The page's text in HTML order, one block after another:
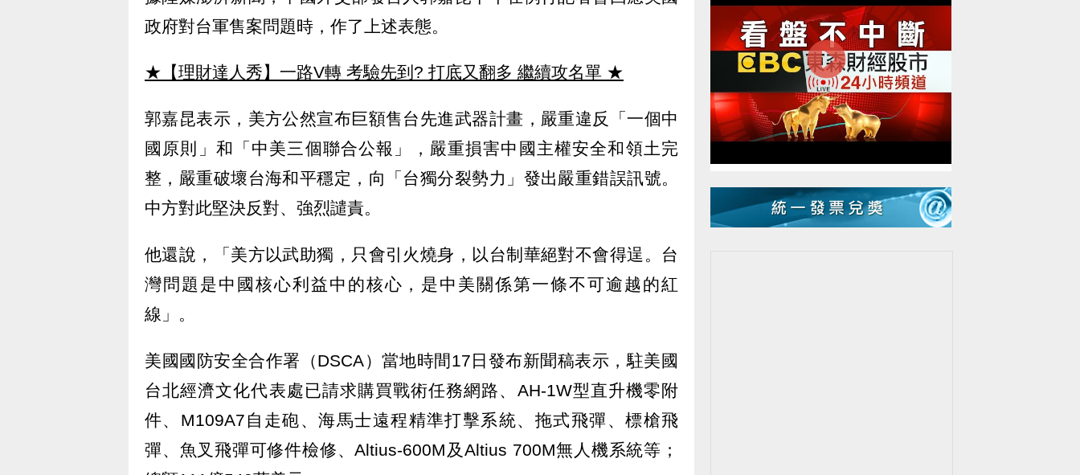
政府對台軍售案問題時，作了上述表態。
★【理財達人秀】一路V轉 考驗先到? 打底又翻多 繼續攻名單 ★
郭嘉昆表示，美方公然宣布巨額售台先進武器計畫，嚴重違反「一個中
國原則」和「中美三個聯合公報」，嚴重損害中國主權安全和領土完
整，嚴重破壞台海和平穩定，向「台獨分裂勢力」發出嚴重錯誤訊號。
中方對此堅決反對、強烈譴責。
他還說，「美方以武助獨，只會引火燒身，以台制華絕對不會得逞。台
灣問題是中國核心利益中的核心，是中美關係第一條不可逾越的紅
線」。
美國國防安全合作署（DSCA）當地時間17日發布新聞稿表示，駐美國
台北經濟文化代表處已請求購買戰術任務網路、AH-1W型直升機零附
件、M109A7自走砲、海馬士遠程精準打擊系統、拖式飛彈、標槍飛
彈、魚叉飛彈可修件檢修、Altius-600M及Altius 700M無人機系統等；